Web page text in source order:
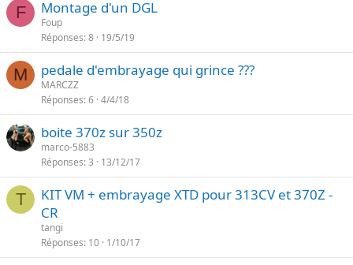
F Montage d'un DGL
Foup
Réponses 8 19/5/19
M pedale d'embrayage qui grince ???
MARCZZ
Réponses 6 4/4/18
boite 370z sur 350z
marco-5883
Réponses 3 13/12/17
T
KIT VM + embrayage XTD pour 313CV et 370Z -
CR
tangi
Réponses 10 1/10/17